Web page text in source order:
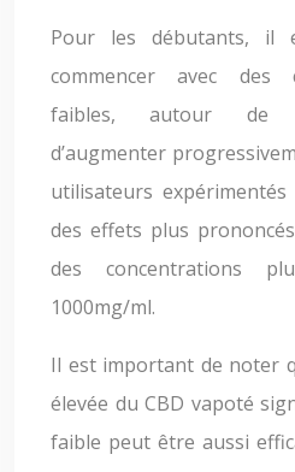
Pour les débutants, il
commencer avec des
faibles, autour de
d’augmenter
utilisateurs
des effets plus
des concentrations
1000mg/ml.
Il est important de noter
élevée du CBD vapoté
faible peut être aussi